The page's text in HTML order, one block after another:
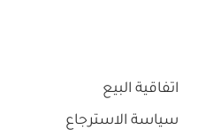
اتفاقية البيع
سياسة الاسترجاع